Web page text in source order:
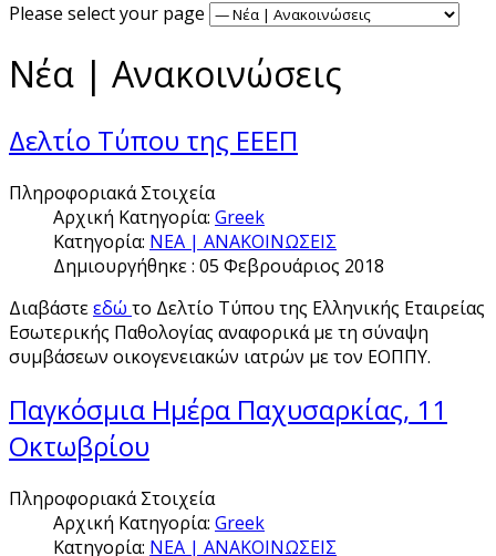
Please select your page
Νέα | Ανακοινώσεις
Δελτίο Τύπου της ΕΕΕΠ
Πληροφοριακά Στοιχεία
Αρχική Κατηγορία: Greek
Κατηγορία: ΝΕΑ | ΑΝΑΚΟΙΝΩΣΕΙΣ
Δημιουργήθηκε : 05 Φεβρουάριος 2018
Διαβάστεεδώ το Δελτίο Τύπου της Ελληνικής Εταιρείας
Εσωτερικής Παθολογίας αναφορικά με τη σύναψη
συμβάσεων οικογενειακών ιατρών με τον ΕΟΠΠΥ.
Παγκόσμια Ημέρα Παχυσαρκίας, 11
Οκτωβρίου
Πληροφοριακά Στοιχεία
Αρχική Κατηγορία: Greek
Κατηγορία: ΝΕΑ | ΑΝΑΚΟΙΝΩΣΕΙΣ